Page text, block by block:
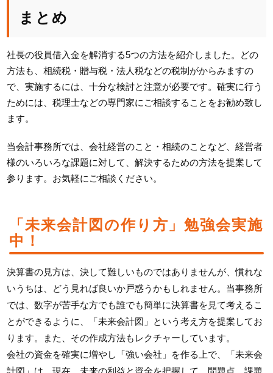
まとめ
社長の役員借入金を解消する5つの方法を紹介しました。どの
方法も、相続税・贈与税・法人税などの税制がからみますの
で、実施するには、十分な検討と注意が必要です。確実に行う
ためには、税理士などの専門家にご相談することをお勧め致し
ます。
当会計事務所では、会社経営のこと・相続のことなど、経営者
様のいろいろな課題に対して、解決するための方法を提案して
参ります。お気軽にご相談ください。
「未来会計図の作り方」勉強会実施
中！
決算書の見方は、決して難しいものではありませんが、慣れな
いうちは、どう見れば良いか戸惑うかもしれません。当事務所
では、数字が苦手な方でも誰でも簡単に決算書を見て考えるこ
とができるように、「未来会計図」という考え方を提案してお
ります。また、その作成方法もレクチャーしています。
会社の資金を確実に増やし「強い会社」を作る上で、「未来会
計図」は、現在、未来の利益と資金を把握して、問題点、課題